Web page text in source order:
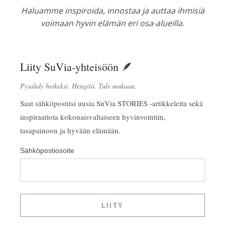
Haluamme inspiroida, innostaa ja auttaa ihmisiä
voimaan hyvin elämän eri osa-alueilla.
Liity SuVia-yhteisöön 🪶
Pysähdy hetkeksi. Hengitä. Tule mukaan.
Saat sähköpostiisi uusia SuVia STORIES -artikkeleita sekä
inspiraatiota kokonaisvaltaiseen hyvinvointiin,
tasapainoon ja hyvään elämään.
Sähköpostiosoite